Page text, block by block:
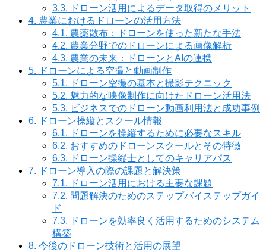
3.3. ドローン活用によるデータ取得のメリット
4. 農業におけるドローンの活用方法
4.1. 農薬散布：ドローンを使った新たな手法
4.2. 農業分野でのドローンによる画像解析
4.3. 農業の未来：ドローンとAIの連携
5. ドローンによる空撮と動画制作
5.1. ドローン空撮の基本と撮影テクニック
5.2. 魅力的な映像制作に向けたドローン活用法
5.3. ビジネスでのドローン動画利用法と成功事例
6. ドローン操縦とスクール情報
6.1. ドローンを操縦するために必要なスキル
6.2. おすすめのドローンスクールとその特徴
6.3. ドローン操縦士としてのキャリアパス
7. ドローン導入の際の課題と解決策
7.1. ドローン活用における主要な課題
7.2. 問題解決のためのステップバイステップガイ
ド
7.3. ドローンを効率良く活用するためのシステム
構築
8. 今後のドローン技術と活用の展望